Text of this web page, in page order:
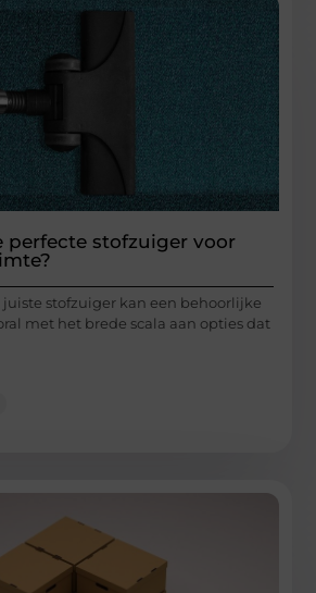
perfecte stofzuiger voor
juiste stofzuiger kan een behoorlijke
met het brede scala aan opties dat